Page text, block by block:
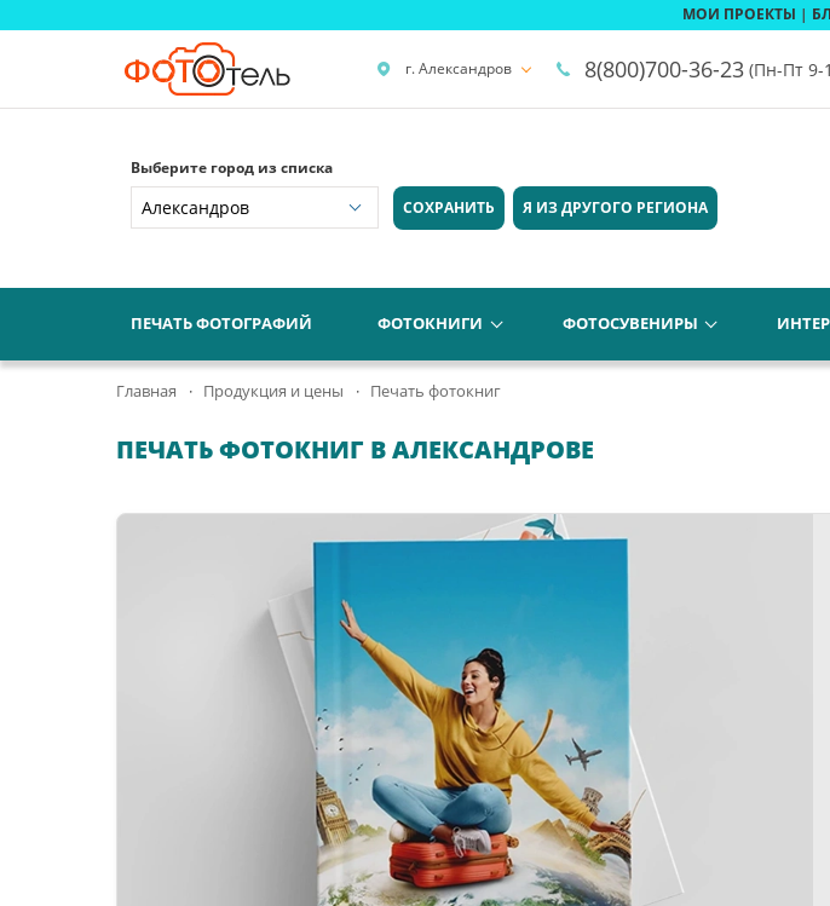
МОИ ПРОЕКТЫ |
г. Александров 8(800)700-36-23 (Пн-Пт 9-
Выберите город из списка
СОХРАНИТЬ
Я ИЗ ДРУГОГО РЕГИОНА
ПЕЧАТЬ ФОТОГРАФИЙ ФОТОКНИГИ ФОТОСУВЕНИРЫ
Главная Продукция и цены Печать фотокниг
ПЕЧАТЬ ФОТОКНИГ В АЛЕКСАНДРОВЕ